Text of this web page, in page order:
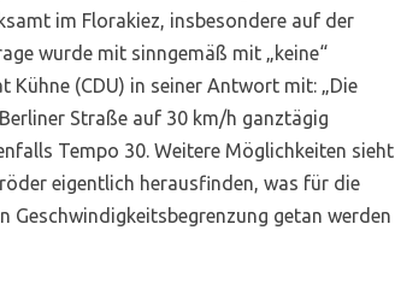
im Florakiez, insbesondere auf der
wurde mit sinngemäß mit „keine“
(CDU) in seiner Antwort mit: „Die
Straße auf 30 km/h ganztägig
Tempo 30. Weitere Möglichkeiten sieht
eigentlich herausfinden, was für die
Geschwindigkeitsbegrenzung getan werden